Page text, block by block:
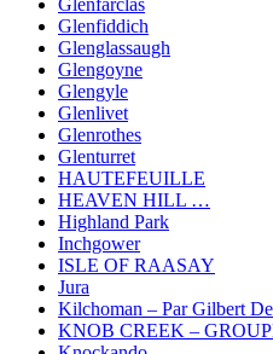
Glenfarclas
Glenfiddich
Glenglassaugh
Glengoyne
Glengyle
Glenlivet
Glenrothes
Glenturret
HAUTEFEUILLE
HEAVEN HILL …
Highland Park
Inchgower
ISLE OF RAASAY
Jura
Kilchoman – Par Gilbert
KNOB CREEK –